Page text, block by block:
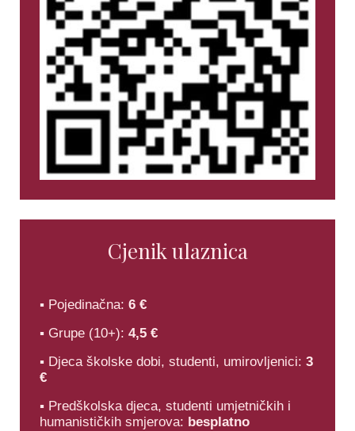
Cjenik ulaznica
▪ Pojedinačna: 6 €
▪ Grupe (10+): 4,5 €
▪ Djeca školske dobi, studenti, umirovljenici: 3
€
▪ Predškolska djeca, studenti umjetničkih i
humanističkih smjerova: besplatno